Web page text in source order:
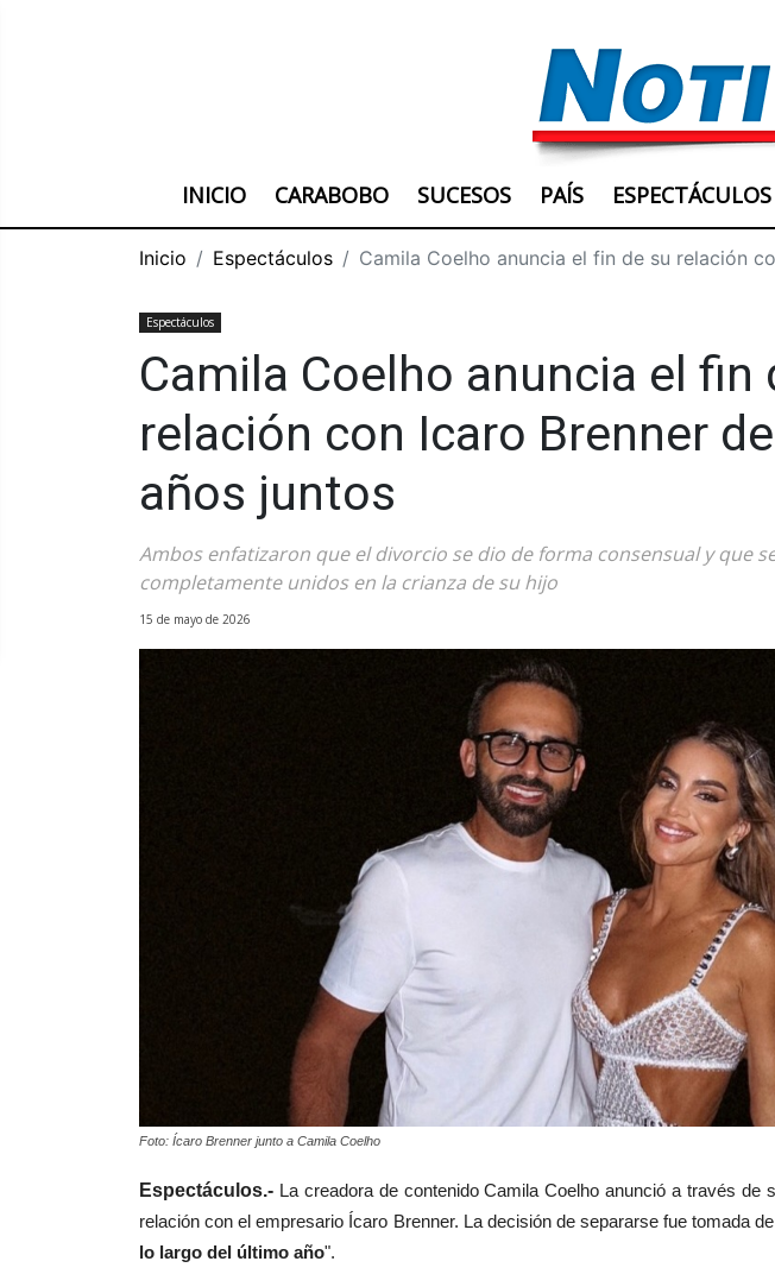
INICIO CARABOBO SUCESOS PAÍS ESPECTÁCULOS
Inicio Espectáculos Camila Coelho anuncia el fin de su relación
Espectáculos
Camila Coelho anuncia el fin
relación con Icaro Brenner
años juntos
Ambos enfatizaron que el divorcio se dio de forma consensual y que
completamente unidos en la crianza de su hijo
15 de mayo de 2026
Foto: Ícaro Brenner junto a Camila Coelho
Espectáculos.- La creadora de contenido Camila Coelho anunció a través de
relación con el empresario Ícaro Brenner. La decisión de separarse fue tomada
lo largo del último año".